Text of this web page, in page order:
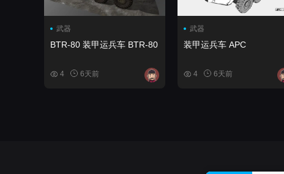
武器
BTR-80 装甲运兵车 BTR-80
4 6天前
武器
装甲运兵车 APC
4 6天前